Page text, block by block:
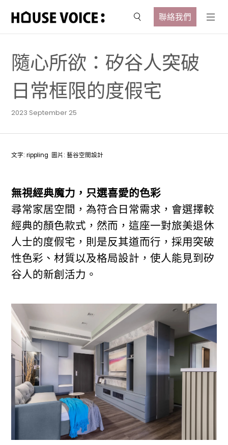
聯絡我們
隨心所欲：矽谷人突破
日常框限的度假宅
2023 September 25
文字: rippling 圖片: 藝谷空間設計
無視經典魔力，只選喜愛的色彩
尋常家居空間，為符合日常需求，會選擇較
經典的顏色款式，然而，這座一對旅美退休
人士的度假宅，則是反其道而行，採用突破
性色彩、材質以及格局設計，使人能見到矽
谷人的新創活力。